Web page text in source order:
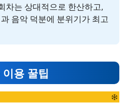
차는 상대적으로 한산하고,
음악 덕분에 분위기가 최고
용 꿀팁